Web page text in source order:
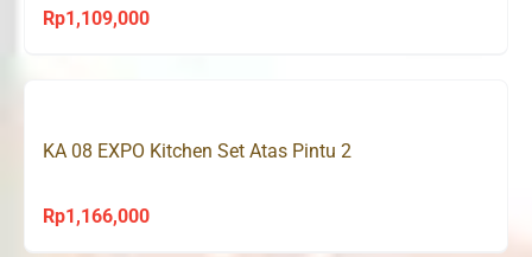
Rp1,109,000
KA 08 EXPO Kitchen Set Atas Pintu 2
Rp1,166,000